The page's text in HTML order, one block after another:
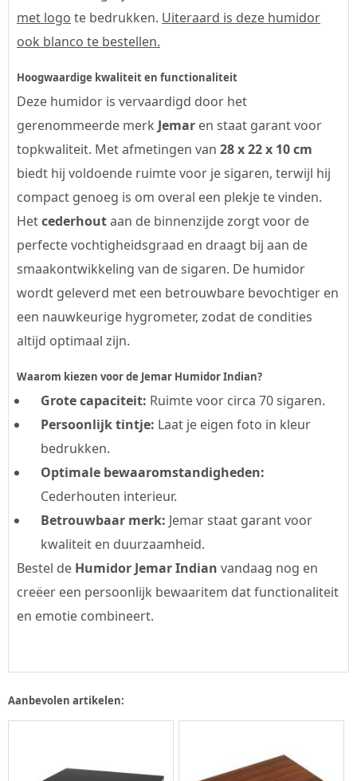
met logo te bedrukken. Uiteraard is deze humidor
ook blanco te bestellen.
Hoogwaardige kwaliteit en functionaliteit
Deze humidor is vervaardigd door het
gerenommeerde merk Jemar en staat garant voor
topkwaliteit. Met afmetingen van 28 x 22 x 10 cm
biedt hij voldoende ruimte voor je sigaren, terwijl hij
compact genoeg is om overal een plekje te vinden.
Hetcederhoutaan de binnenzijde zorgt voor de
perfecte vochtigheidsgraad en draagt bij aan de
smaakontwikkeling van de sigaren. De humidor
wordt geleverd met een betrouwbare bevochtiger en
een nauwkeurige hygrometer, zodat de condities
altijd optimaal zijn.
Waarom kiezen voor de Jemar Humidor Indian?
Grote capaciteit: Ruimte voor circa 70 sigaren.
Persoonlijk tintje: Laat je eigen foto in kleur
bedrukken.
Optimale bewaaromstandigheden:
Cederhouten interieur.
Betrouwbaar merk: Jemar staat garant voor
kwaliteit en duurzaamheid.
Bestel de Humidor Jemar Indian vandaag nog en
creëer een persoonlijk bewaaritem dat functionaliteit
en emotie combineert.
Aanbevolen artikelen: